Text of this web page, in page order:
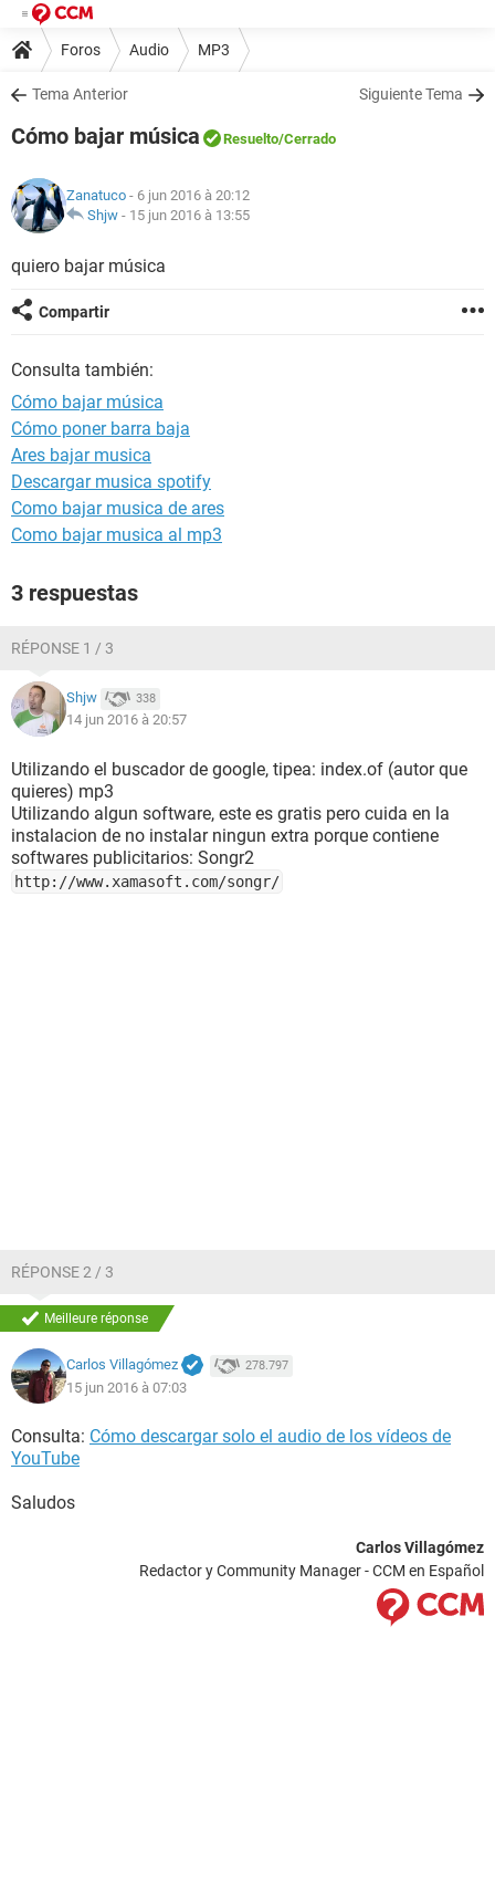
Foros Audio MP3
Tema Anterior Siguiente Tema
Cómo bajar música Resuelto/Cerrado
Zanatuco - 6 jun 2016 à 20:12
Shjw - 15 jun 2016 à 13:55
quiero bajar música
Compartir
Consulta también:
Cómo bajar música
Cómo poner barra baja
Ares bajar musica
Descargar musica spotify
Como bajar musica de ares
Como bajar musica al mp3
3 respuestas
RÉPONSE 1 / 3
Shjw 338
14 jun 2016 à 20:57
Utilizando el buscador de google, tipea: index.of (autor que
quieres) mp3
Utilizando algun software, este es gratis pero cuida en la
instalacion de no instalar ningun extra porque contiene
softwares publicitarios: Songr2
http://www.xamasoft.com/songr/
RÉPONSE 2 / 3
Meilleure réponse
Carlos Villagómez 278.797
15 jun 2016 à 07:03
Consulta: Cómo descargar solo el audio de los vídeos de
YouTube
Saludos
Carlos Villagómez
Redactor y Community Manager - CCM en Español